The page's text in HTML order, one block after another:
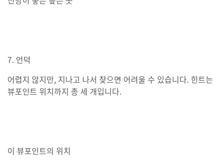
7. 언덕
어렵지 않지만, 지나고 나서 찾으면 어려울 수 있습니다. 힌트는
뷰포인트 위치까지 총 세 개입니다.
이 뷰포인트의 위치